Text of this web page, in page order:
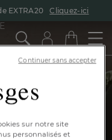
EXTRA20 Cliquez-ici
sur notre site
personnalisés et
Continuer sans accepter